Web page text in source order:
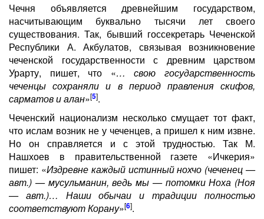
Чечня объявляется древнейшим государством,
насчитывающим буквально тысячи лет своего
существования. Так, бывший госсекретарь Чеченской
Республики А. Акбулатов, связывая возникновение
чеченской государственности с древним царством
Урарту, пишет, что «… свою государственность
чеченцы сохраняли и в период правления скифов,
сарматов и алан»[5].
Чеченский национализм несколько смущает тот факт,
что ислам возник не у чеченцев, а пришел к ним извне.
Но он справляется и с этой трудностью. Так М.
Нашхоев в правительственной газете «Ичкерия»
пишет: «Издревне каждый истинный нохчо (чеченец —
авт.) — мусульманин, ведь мы — потомки Ноха (Ноя
— авт.)… Наши обычаи и традиции полностью
соответствуют Корану»[6].